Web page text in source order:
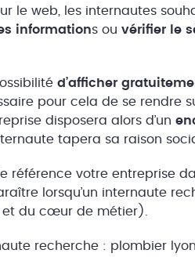
le web, les internautes
informations ou vérifier le
d’afficher
pour cela de se rendre
disposera alors d’un
tapera sa raison
référence votre entreprise
lorsqu’un internaute
du cœur de métier).
recherche : plombier